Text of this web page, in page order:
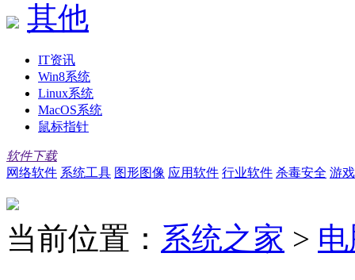
其他
IT资讯
Win8系统
Linux系统
MacOS系统
鼠标指针
软件下载
网络软件 系统工具 图形图像 应用软件 行业软件 杀毒安全 游
当前位置： 系统之家 >